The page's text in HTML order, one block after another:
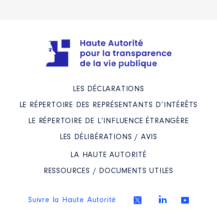
LES DÉCLARATIONS
LE RÉPERTOIRE DES REPRÉSENTANTS D’INTÉRÊTS
LE RÉPERTOIRE DE L’INFLUENCE ÉTRANGÈRE
LES DÉLIBÉRATIONS / AVIS
LA HAUTE AUTORITÉ
RESSOURCES / DOCUMENTS UTILES
Suivre la Haute Autorité